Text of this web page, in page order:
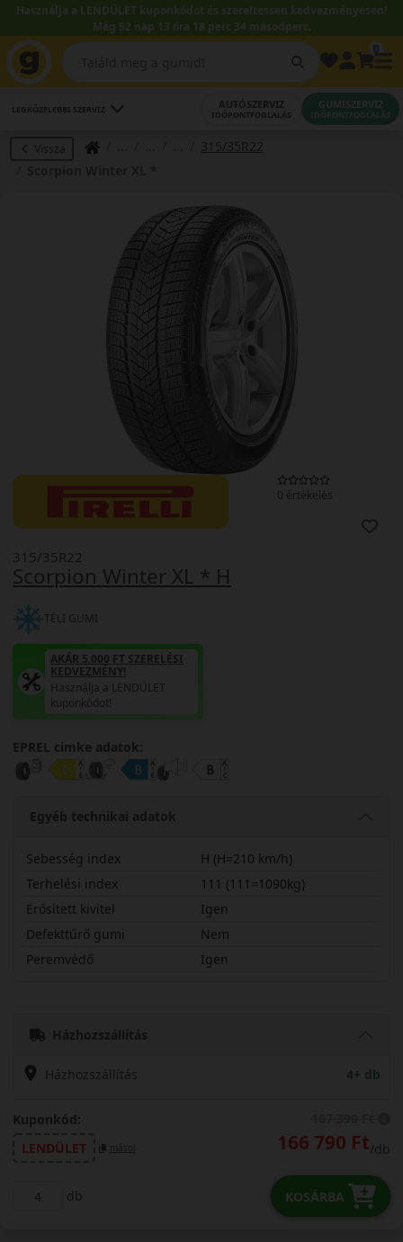
Használja a LENDÜLET kuponkódot és szereltessen kedvezményesen!
Még 52 nap 13 óra 18 perc 33 másodperc.
LEGKÖZELEBBI SZERVIZ AUTÓSZERVIZ
IDŐPONTFOGLALÁS
GUMISZERVIZ
IDŐPONTFOGLALÁS
Vissza
315/35R22
0 értékelés
Scorpion Winter XL * H
315/35R22
TÉLI GUMI
AKÁR 5.000 FT SZERELÉSI
KEDVEZMÉNY!
Használja a LENDÜLET
kuponkódot!
EPREL cimke adatok:
Egyéb technikai adatok
Sebesség index
H (H=210 km/h)
Terhelési index
111 (111=1090kg)
Erősített kivitel
Igen
Defekttűrő gumi
Nem
Peremvédő
Igen
Házhozszállítás
Házhozszállítás 4+ db
Kuponkód:
LENDÜLET
másol 166 790 Ft/db
db KOSÁRBA